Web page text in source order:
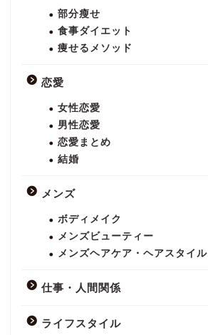
部分瘦せ
食事ダイエット
痩せるメソッド
恋愛
女性恋愛
男性恋愛
恋愛まとめ
結婚
メンズ
ボディメイク
メンズビューティー
メンズヘアケア・ヘアスタイル
仕事・人間関係
ライフスタイル